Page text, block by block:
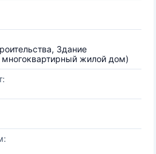
Здание
жилой дом)